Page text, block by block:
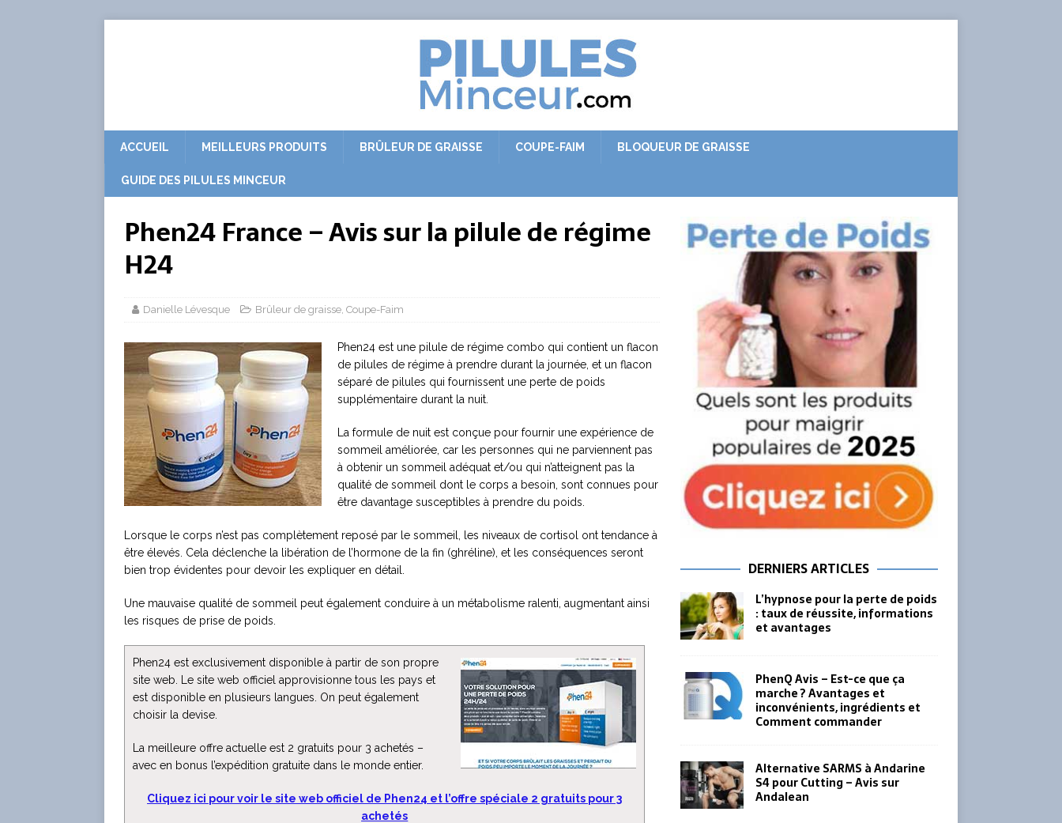
ACCUEIL MEILLEURS PRODUITS BRÛLEUR DE GRAISSE COUPE-FAIM BLOQUEUR DE GRAISSE
GUIDE DES PILULES MINCEUR
Phen24 France – Avis sur la pilule de régime
H24
Danielle Lévesque Brûleur de graisse, Coupe-Faim
Phen24 est une pilule de régime combo qui contient un flacon
de pilules de régime à prendre durant la journée, et un flacon
séparé de pilules qui fournissent une perte de poids
supplémentaire durant la nuit.
La formule de nuit est conçue pour fournir une expérience de
sommeil améliorée, car les personnes qui ne parviennent pas
à obtenir un sommeil adéquat et/ou qui n’atteignent pas la
qualité de sommeil dont le corps a besoin, sont connues pour
être davantage susceptibles à prendre du poids.
Lorsque le corps n’est pas complètement reposé par le sommeil, les niveaux de cortisol ont tendance à
être élevés. Cela déclenche la libération de l’hormone de la fin (ghréline), et les conséquences seront
bien trop évidentes pour devoir les expliquer en détail.
Une mauvaise qualité de sommeil peut également conduire à un métabolisme ralenti, augmentant ainsi
les risques de prise de poids.
Phen24 est exclusivement disponible à partir de son propre
site web. Le site web officiel approvisionne tous les pays et
est disponible en plusieurs langues. On peut également
choisir la devise.
La meilleure offre actuelle est 2 gratuits pour 3 achetés –
avec en bonus l’expédition gratuite dans le monde entier.
Cliquez ici pour voir le site web officiel de Phen24 et l’offre spéciale 2 gratuits pour 3
achetés
DERNIERS ARTICLES
L’hypnose pour la perte de poids
: taux de réussite, informations
et avantages
PhenQ Avis – Est-ce que ça
marche ? Avantages et
inconvénients, ingrédients et
Comment commander
Alternative SARMS à Andarine
S4 pour Cutting – Avis sur
Andalean